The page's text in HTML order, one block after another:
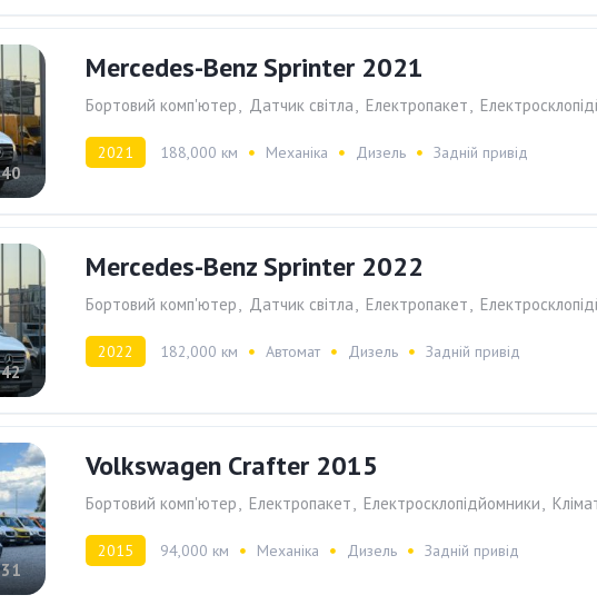
40
Mercedes-Benz Sprinter 2021
Бортовий комп'ютер, Датчик світла, Електропакет,
2021 188,000 км Механіка Дизель Задній привід
42
Mercedes-Benz Sprinter 2022
Бортовий комп'ютер, Датчик світла, Електропакет,
2022 182,000 км Автомат Дизель Задній привід
31
Volkswagen Crafter 2015
Бортовий комп'ютер Електропакет Електросклопiдйомники
2015 94,000 км Механіка Дизель Задній привід